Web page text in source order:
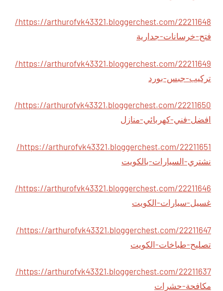
https://arthurofvk43321.bloggerchest.com/22211648/
فتح-خرسانات-جدارية
https://arthurofvk43321.bloggerchest.com/22211649/
تركيب-جبس-بورد
https://arthurofvk43321.bloggerchest.com/22211650/
افضل-فني-كهربائي-منازل
https://arthurofvk43321.bloggerchest.com/22211651/
نشتري-السيارات-بالكويت
https://arthurofvk43321.bloggerchest.com/22211646/
غسيل-سيارات-الكويت
https://arthurofvk43321.bloggerchest.com/22211647/
تصليح-طباخات-الكويت
https://arthurofvk43321.bloggerchest.com/22211637/
مكافحة-حشرات